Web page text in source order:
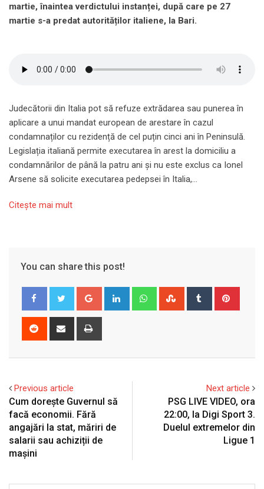
martie, înaintea verdictului instanței, după care pe 27
martie s-a predat autorităților italiene, la Bari.
Judecătorii din Italia pot să refuze extrădarea sau punerea în
aplicare a unui mandat european de arestare în cazul
condamnaților cu rezidență de cel puțin cinci ani în Peninsulă.
Legislația italiană permite executarea în arest la domiciliu a
condamnărilor de până la patru ani și nu este exclus ca Ionel
Arsene să solicite executarea pedepsei în Italia,…
Citeşte mai mult
You can share this post!
Google+ LinkedIn WhatsappStumbleUpon
Tumblr
Reddit
Share
Previous article
Cum dorește Guvernul să
facă economii. Fără
angajări la stat, măriri de
salarii sau achiziții de
mașini
Next article
PSG LIVE VIDEO, ora
22:00, la Digi Sport 3.
Duelul extremelor din
Ligue 1